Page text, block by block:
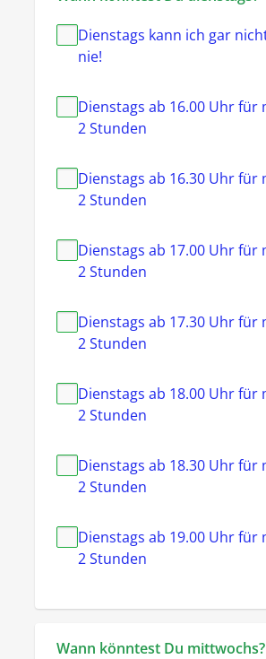
Dienstags kann ich gar
nie!
Dienstags ab 16.00 Uhr für
2 Stunden
Dienstags ab 16.30 Uhr für
2 Stunden
Dienstags ab 17.00 Uhr für
2 Stunden
Dienstags ab 17.30 Uhr für
2 Stunden
Dienstags ab 18.00 Uhr für
2 Stunden
Dienstags ab 18.30 Uhr für
2 Stunden
Dienstags ab 19.00 Uhr für
2 Stunden
Wann könntest Du mittwochs?